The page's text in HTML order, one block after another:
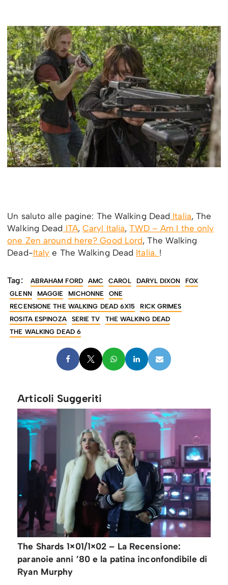
Un saluto alle pagine: The Walking Dead Italia, The
Walking Dead ITA,Caryl Italia,TWD – Am I the only
one Zen around here? Good Lord, The Walking
Dead-Italy e The Walking Dead Italia. !
Tag: ABRAHAM FORD AMC CAROL DARYL DIXON
FOX
GLENN
MAGGIE MICHONNE
ONE
RECENSIONE THE WALKING DEAD 6X15
RICK GRIMES
ROSITA ESPINOZA
SERIE TV
THE WALKING DEAD
THE WALKING DEAD 6
Articoli Suggeriti
The Shards 1×01/1×02 – La Recensione:
paranoie anni ’80 e la patina inconfondibile di
Ryan Murphy